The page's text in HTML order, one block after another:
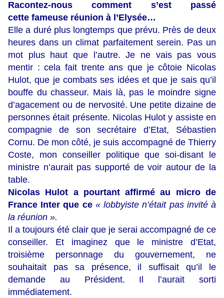
Racontez-nous comment s’est passé
cette fameuse réunion à l’Elysée…
Elle a duré plus longtemps que prévu. Près de deux
heures dans un climat parfaitement serein. Pas un
mot plus haut que l’autre. Je ne vais pas vous
mentir : cela fait trente ans que je côtoie Nicolas
Hulot, que je combats ses idées et que je sais qu’il
bouffe du chasseur. Mais là, pas le moindre signe
d’agacement ou de nervosité. Une petite dizaine de
personnes était présente. Nicolas Hulot y assiste en
compagnie de son secrétaire d’Etat, Sébastien
Cornu. De mon côté, je suis accompagné de Thierry
Coste, mon conseiller politique que soi-disant le
ministre n’aurait pas supporté de voir autour de la
table.
Nicolas Hulot a pourtant affirmé au micro de
France Inter que ce« lobbyiste n’était pas invité à
la réunion ».
Il a toujours été clair que je serai accompagné de ce
conseiller. Et imaginez que le ministre d’Etat,
troisième personnage du gouvernement, ne
souhaitait pas sa présence, il suffisait qu’il le
demande au Président. Il l’aurait sorti
immédiatement.